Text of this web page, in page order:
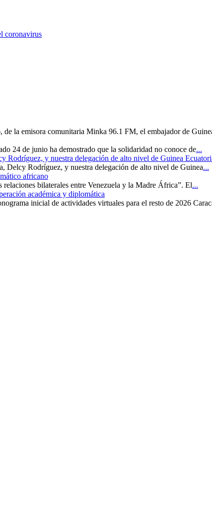
coronavirus
la emisora comunitaria Minka 96.1 FM, el embajador de
24 de junio ha demostrado que la solidaridad no conoce de...
Rodríguez, y nuestra delegación de alto nivel de Guinea
Delcy Rodríguez, y nuestra delegación de alto nivel de Guinea...
africano
bilaterales entre Venezuela y la Madre África”. El...
académica y diplomática
inicial de actividades virtuales para el resto de 2026